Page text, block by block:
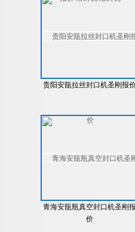
贵阳安瓿拉丝封口机圣刚报
青海安瓿瓶真空封口机圣刚
价